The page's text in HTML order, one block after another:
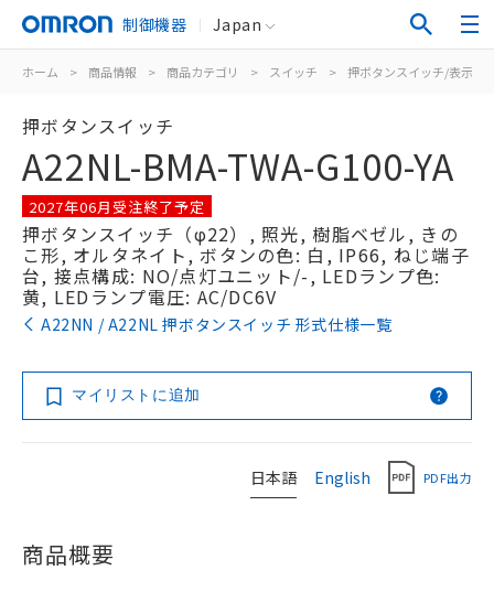
制御機器 Japan
ホーム > 商品情報 > 商品カテゴリ > スイッチ > 押ボタンスイッチ/表示灯
押ボタンスイッチ
A22NL-BMA-TWA-G100-YA
2027年06月受注終了予定
押ボタンスイッチ（φ22）, 照光, 樹脂ベゼル, きの
こ形, オルタネイト, ボタンの色: 白, IP66, ねじ端子
台, 接点構成: NO/点灯ユニット/-, LEDランプ色:
黄, LEDランプ電圧: AC/DC6V
A22NN / A22NL 押ボタンスイッチ 形式仕様一覧
マイリストに追加
日本語 English PDF出力
商品概要